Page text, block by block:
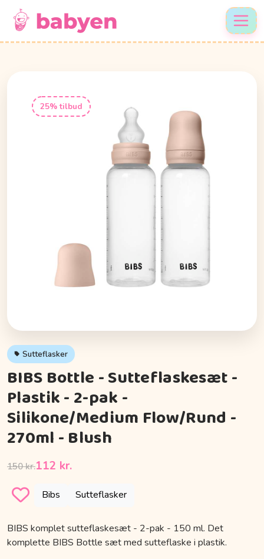
25% tilbud
Sutteflasker
BIBS Bottle - Sutteflaskesæt -
Plastik - 2-pak -
Silikone/Medium Flow/Rund -
270ml - Blush
150 kr.112 kr.
Bibs Sutteflasker
BIBS komplet sutteflaskesæt - 2-pak - 150 ml. Det
komplette BIBS Bottle sæt med sutteflaske i plastik.